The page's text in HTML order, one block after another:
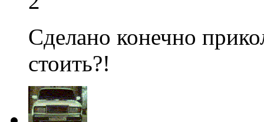
Сделано конечно
стоить?!